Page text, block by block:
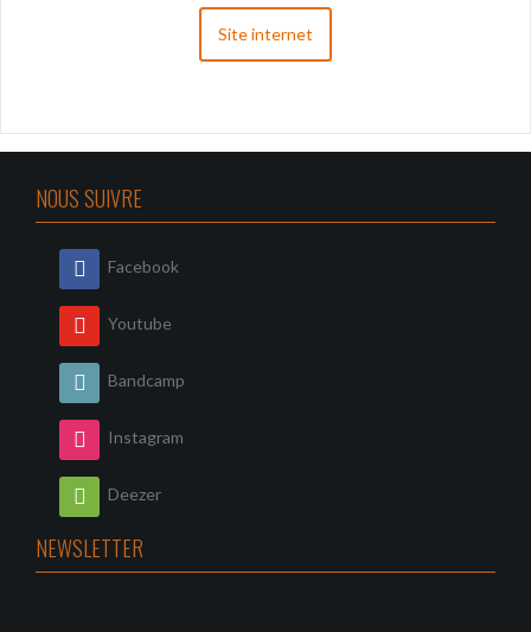
Site internet
NOUS SUIVRE
Facebook
Youtube
Bandcamp
Instagram
Deezer
NEWSLETTER